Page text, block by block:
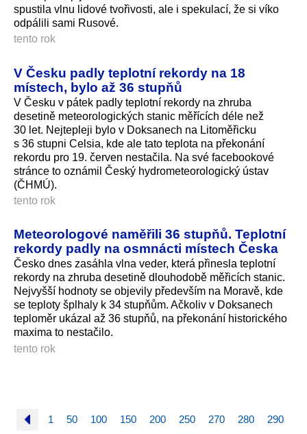
spustila vlnu lidové tvořivosti, ale i spekulací, že si víko
odpálili sami Rusové.
tento rok
V Česku padly teplotní rekordy na 18
místech, bylo až 36 stupňů
V Česku v pátek padly teplotní rekordy na zhruba
desetině meteorologických stanic měřících déle než
30 let. Nejtepleji bylo v Doksanech na Litoměřicku
s 36 stupni Celsia, kde ale tato teplota na překonání
rekordu pro 19. červen nestačila. Na své facebookové
stránce to oznámil Český hydrometeorologický ústav
(ČHMÚ).
tento rok
Meteorologové naměřili 36 stupňů. Teplotní
rekordy padly na osmnácti místech Česka
Česko dnes zasáhla vlna veder, která přinesla teplotní
rekordy na zhruba desetině dlouhodobě měřicích stanic.
Nejvyšší hodnoty se objevily především na Moravě, kde
se teploty šplhaly k 34 stupňům. Ačkoliv v Doksanech
teploměr ukázal až 36 stupňů, na překonání historického
maxima to nestačilo.
tento rok
1 50 100 150 200 250 270 280 290